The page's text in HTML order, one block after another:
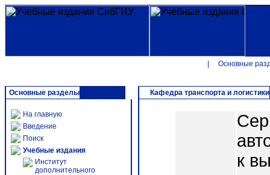
Основные
Основные разделы
На главную
Введение
Поиск
Учебные издания
Институт
дополнительного
Кафедра транспорта и логистики
к